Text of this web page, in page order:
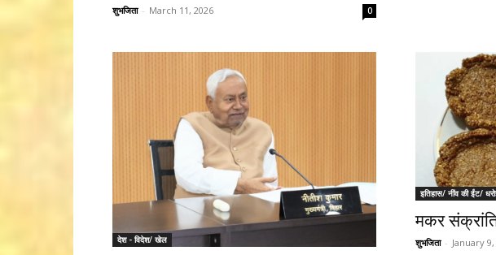
शुभजिता - March 11, 2026 0
देश - विदेश/ खेल
इतिहास/ नींव की ईंट/
मकर
शुभजिता - January